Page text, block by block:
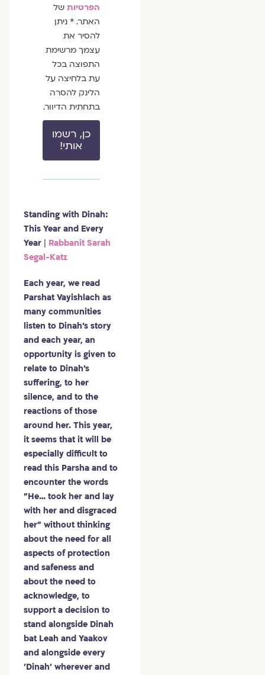
הפרטיותשל
האתר. * ניתן
להסיר את
עצמך מרשימת
התפוצה בכל
עת בלחיצה על
הלינק להסרה
בתחתית הדיוור.
כן, רשמו
אותי!
Standing with Dinah:
This Year and Every
Year
|Rabbanit Sarah
Segal-Katz
Each year, we read
Parshat Vayishlach as
many communities
listen to Dinah's story
and each year, an
opportunity is given to
relate to Dinah's
suffering, to her
silence, and to the
reactions of those
around her. This year,
it seems that it will be
especially difficult to
read this Parsha and to
encounter the words
"He… took her and lay
with her and disgraced
her" without thinking
about the need for all
aspects of protection
and safeness and
about the need to
acknowledge, to
support a decision to
stand alongside Dinah
bat Leah and Yaakov
and alongside every
'Dinah' wherever and